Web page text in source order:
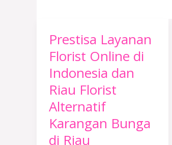
Prestisa Layanan
Florist Online di
Indonesia dan
Riau Florist
Alternatif
Karangan Bunga
di Riau
Prestisa
Layanan
Florist
Online
di
Indonesia
dan
Riau